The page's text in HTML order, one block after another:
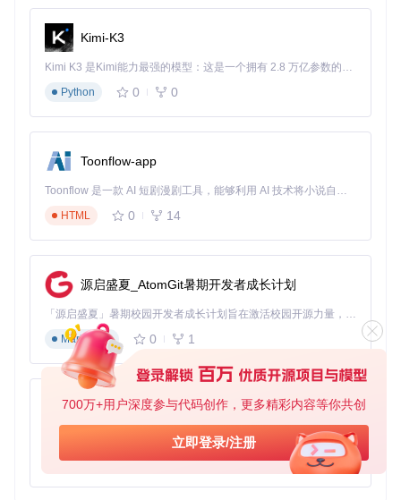
700万+用户深度参与代码创作，更多精彩内容等你共创
立即登录/注册
SDK模块提供武器实体信息与皮肤数据的映射关系
配置模块保存当前皮肤方案至本地文件系统
环境配置与安装教程
成功运行nSkinz需要正确配置开发环境与编译环境。以下提供
详细的环境检查清单与编译步骤，确保工具能够正常工作。
✅ Visual Studio 2017或更高版本（需安装C++开发组件）
✅ Windows SDK（10.0.17763.0或更新版本）
✅ .NET Framework 4.7.2或更高版本
# 获取项目源码
git clone
# 编译步骤
1. 双击打开nSkinz.sln解决方案文件
2. 在解决方案资源管理器中右键点击项目，选择
3. 确认配置属性中的Windows SDK版本与安装版本一致
4. 设置输出目录为游戏目录下的addons文件夹
5. 选择"生成"菜单下的
⚠️注意：编译过程中若出现依赖错误，需检查DirectX SDK是
否正确安装，并确保项目引用路径配置正确。
技术实现细节解析
Kimi-K3
Kimi K3 是Kimi能力最强的模型：这是一个拥有 2.8 万亿参数的混合专家（MoE）模型，具备原生视觉理解能力，并支持 100 万 token 的上下文窗口。
Python
0 0
Toonflow-app
Toonflow 是一款 AI 短剧漫剧工具，能够利用 AI 技术将小说自动转化为剧本，并结合 AI 生成的图片和视频，实现高效的短剧创作。借助 Toonflow，可以轻松完成从文字到影像的全流程，让短剧制作变得更加智能与便捷。
HTML
0 14
源启盛夏_AtomGit暑期开发者成长计划
「源启盛夏」暑期校园开发者成长计划旨在激活校园开源力量，通过积分激励、认证扶持、资源倾斜等形式，引导高校组织和开发者完成「入驻 — 建项目 — 做贡献 — 获认证 — 得资源」的完整闭环。无论你是想带领社团入驻平台的组织者，还是希望用代码贡献证明自己的开发者，都能在这里找到属于你的成长路径。
Markdown
0 1
AionUi
免费、本地、开源的 24/7 全天候 Cowork 应用，以及适用于 Gemini CLI、Claude Code、Codex、OpenCode、Qwen Code、Goose CLI、Auggie 等的 OpenClaw | 🌟 喜欢就点star吧
TypeScript
0 6